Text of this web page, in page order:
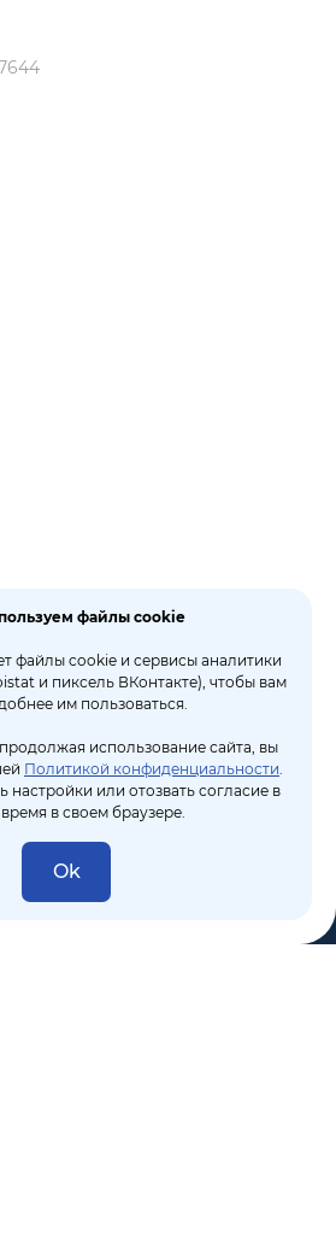
файлы cookie
файлы cookie и сервисы аналитики
и пиксель ВКонтакте), чтобы вам
им пользоваться.
использование сайта, вы
Политикой конфиденциальности.
настройки или отозвать согласие в
в своем браузере.
Ok